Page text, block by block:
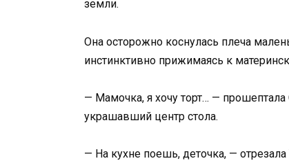
земли.
Она осторожно коснулась плеча
инстинктивно прижимаясь к
— Мамочка, я хочу торт… —
украшавший центр стола.
— На кухне поешь, деточка, —